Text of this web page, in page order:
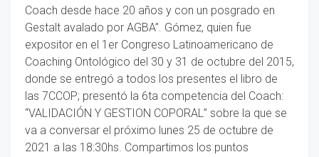
Coach desde hace 20 años y con un posgrado en
Gestalt avalado por AGBA”. Gómez, quien fue
expositor en el 1er Congreso Latinoamericano de
Coaching Ontológico del 30 y 31 de octubre del 2015,
donde se entregó a todos los presentes el libro de
las 7CCOP; presentó la 6ta competencia del Coach:
“VALIDACIÓN Y GESTION COPORAL” sobre la que se
va a conversar el próximo lunes 25 de octubre de
2021 a las 18:30hs. Compartimos los puntos